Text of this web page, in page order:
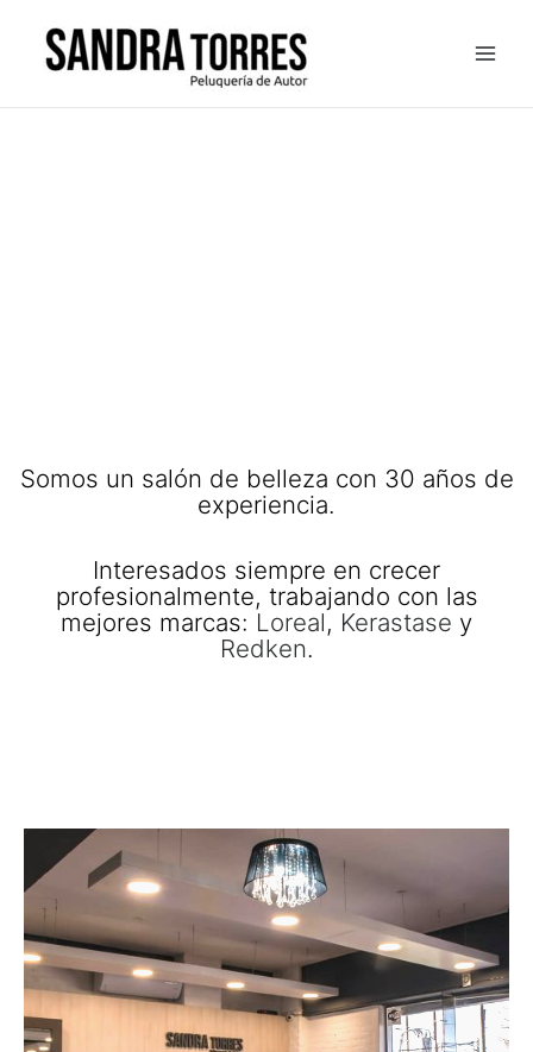
contenido
Somos un salón de belleza con 30 años de
experiencia.
Interesados siempre en crecer
profesionalmente, trabajando con las
mejores marcas: Loreal, Kerastase y
Redken.